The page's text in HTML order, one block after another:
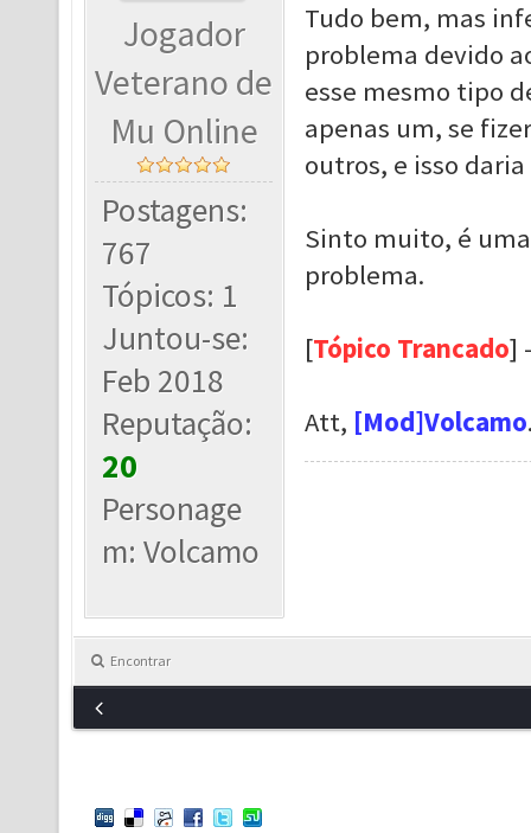
Jogador
Veterano de
Mu Online
Postagens:
767
Tópicos: 1
Juntou-se:
Feb 2018
Reputação:
20
Personage
m: Volcamo
Tudo bem, mas
problema devido
esse mesmo tipo
apenas um, se
outros, e isso
Sinto muito, é
problema.
[Tópico Trancado]
Att, [Mod]Volcamo
Encontrar